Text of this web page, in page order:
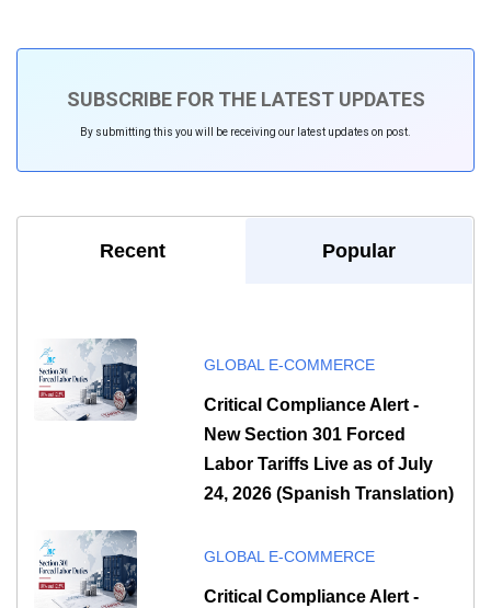
SUBSCRIBE FOR THE LATEST UPDATES
By submitting this you will be receiving our latest updates on post.
Recent Popular
GLOBAL E-COMMERCE
Critical Compliance Alert -
New Section 301 Forced
Labor Tariffs Live as of July
24, 2026 (Spanish Translation)
GLOBAL E-COMMERCE
Critical Compliance Alert -